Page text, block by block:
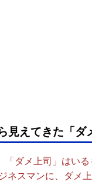
見えてきた「ダ
「ダメ上司」はい
ネスマンに、ダメ